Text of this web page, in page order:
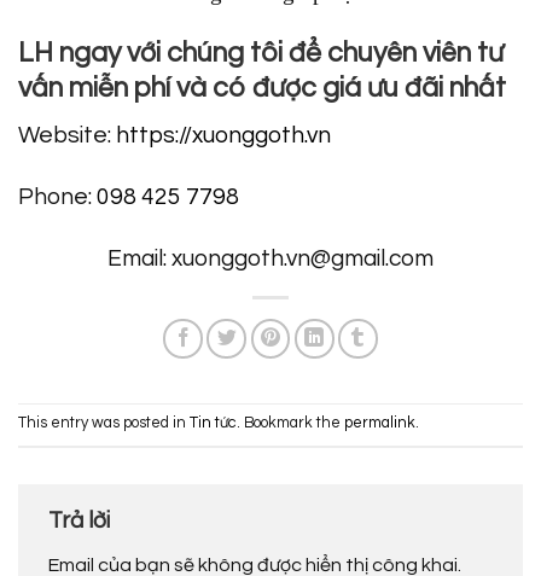
LH ngay với chúng tôi để chuyên viên tư
vấn miễn phí và có được giá ưu đãi nhất
Website: https://xuonggoth.vn
Phone: 098 425 7798
Email: xuonggoth.vn@gmail.com
This entry was posted in Tin tức. Bookmark the permalink.
Trả lời
Email của bạn sẽ không được hiển thị công khai.